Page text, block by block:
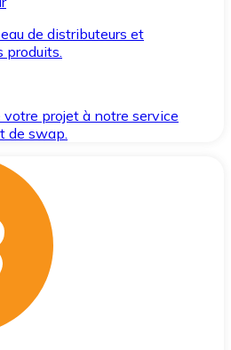
de distributeurs et
produits.
projet à notre service
de swap.